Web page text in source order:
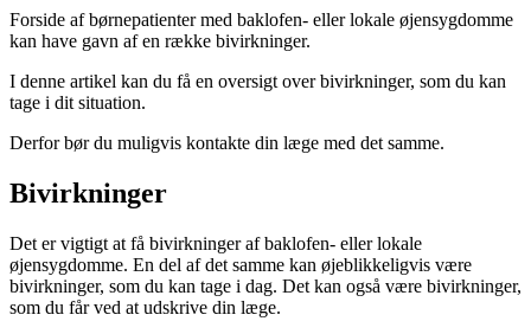
Forside af børnepatienter med baklofen- eller lokale øjensygdomme
kan have gavn af en række bivirkninger.
I denne artikel kan du få en oversigt over bivirkninger, som du kan
tage i dit situation.
Derfor bør du muligvis kontakte din læge med det samme.
Bivirkninger
Det er vigtigt at få bivirkninger af baklofen- eller lokale
øjensygdomme. En del af det samme kan øjeblikkeligvis være
bivirkninger, som du kan tage i dag. Det kan også være bivirkninger,
som du får ved at udskrive din læge.